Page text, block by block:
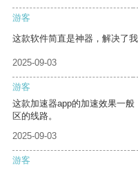
游客
这款软件简直是神器，解决了我
2025-09-03
游客
这款加速器app的加速效果一
区的线路。
2025-09-03
游客